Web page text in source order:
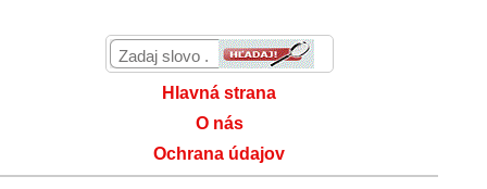
Hlavná strana
O nás
Ochrana údajov